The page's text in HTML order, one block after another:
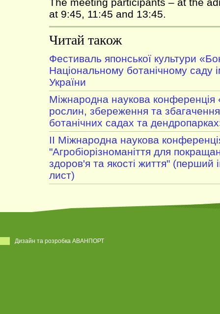
at 9:45, 11:45 and 13:45.
Читай також
Фестиваль японської культури
Національному ботанічному
України
Міжнародна наукова конференція
рослин, збереження та збагачення
ботанічних садах та
II Міжнародна наукова
"Агробіорізноманіття для
здоров'я та якості життя" (перший
лист)
Дизайн та розробка АВАНПОРТ